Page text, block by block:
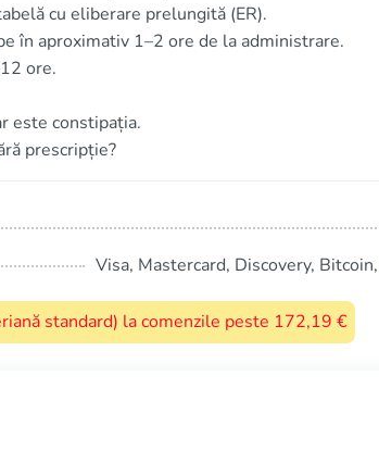
cu eliberare prelungită (ER).
în aproximativ 1–2 ore de la administrare.
ore.
este constipația.
prescripție?
Visa, Mastercard, Discovery,
standard) la comenzile peste 172,19 €